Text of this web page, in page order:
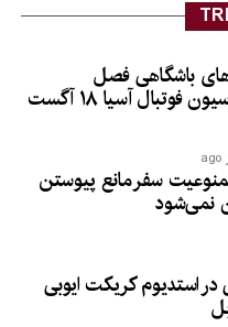
باشگاهی فصل
۲۷-۲۰۲۶ کنفدراسیون فوتبال آسیا ۱۸ آگست
سفر مانع پیوستن
نمی‌شود
در استدیوم کریکت ایوبی